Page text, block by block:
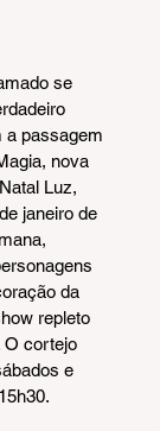
se
a passagem
nova
Luz,
janeiro de
da
repleto
O cortejo
e